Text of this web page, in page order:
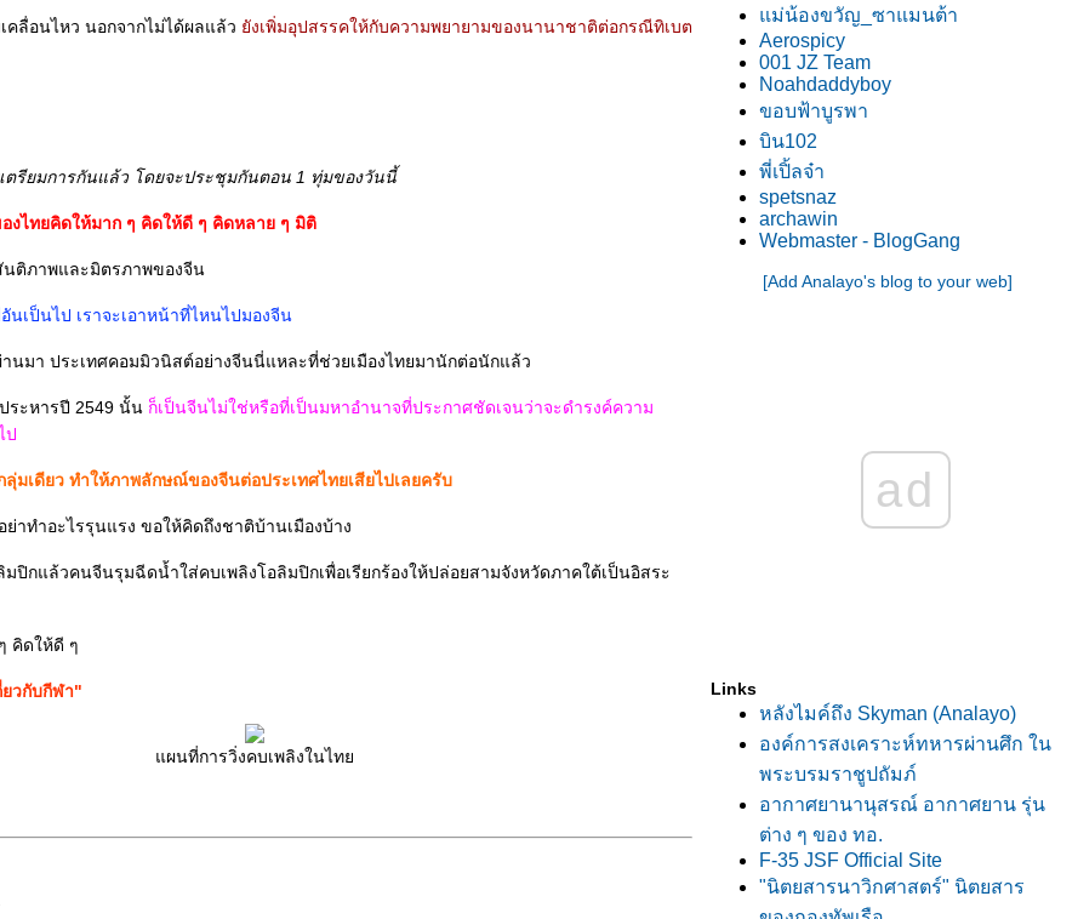
คลื่อนไหว นอกจากไม่ได้ผลแล้ว ังเพิ่มอุปสรรคให้กับความพยายามของนานาชาติต่อกรณีทิเบต
ตรียมการกันแล้ว โดยจะประชุมกันตอน 1 ทุ่มของวันนี้
งไทยคิดให้มาก ๆ คิดให้ดี ๆ คิดหลาย ๆ มิติ
นติภาพและมิตรภาพของจีน
นเป็นไป เราจะเอาหน้าที่ไหนไปมองจีน
นมา ประเทศคอมมิวนิสต์อย่างจีนนี่แหละที่ช่วยเมืองไทยมานักต่อนักแล้ว
ระหารปี 2549 นั้น ก็เป็นจีนไม่ใช่หรือที่เป็นมหาอำนาจที่ประกาศชัดเจนว่าจะดำรงค์ความ
ป
มเดียว ทำให้ภาพลักษณ์ของจีนต่อประเทศไทยเสียไปเลยครับ
าทำอะไรรุนแรง ขอให้คิดถึงชาติบ้านเมืองบ้าง
มปิกแล้วคนจีนรุมฉีดน้ำใส่คบเพลิงโอลิมปิกเพื่อเรียกร้องให้ปล่อยสามจังหวัดภาคใต้เป็นอิสระ
คิดให้ดี ๆ
ยวกับกีฬา"
ผนที่การวิ่งคบเพลิงในไท
ม่น้องขวัญ_ซาแมนต้า
Aerospicy
001 JZ Team
Noahdaddyboy
ขอบฟ้าบูรพา
บิน102
พี่เปิ้ลจ๋า
spetsnaz
archawin
Webmaster - BlogGang
[Add Analayo's blog to your web]
ad
Links
หลังไมค์ถึง Skyman (Analayo)
องค์การสงเคราะห์ทหารผ่านศึก ใน
พระบรมราชูปถัมภ์
อากาศยานานุสรณ์ อากาศยาน รุ่น
ต่าง ๆ ของ ทอ.
F-35 JSF Official Site
"นิตยสารนาวิกศาสตร์" นิตยสาร